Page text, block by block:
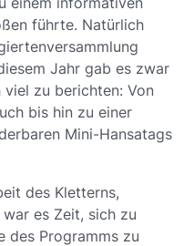
führte. Natürlich
Jahr gab es zwar
viel zu berichten: Von
bis hin zu einer
Mini-Hansatags
des Kletterns,
es Zeit, sich zu
des Programms zu